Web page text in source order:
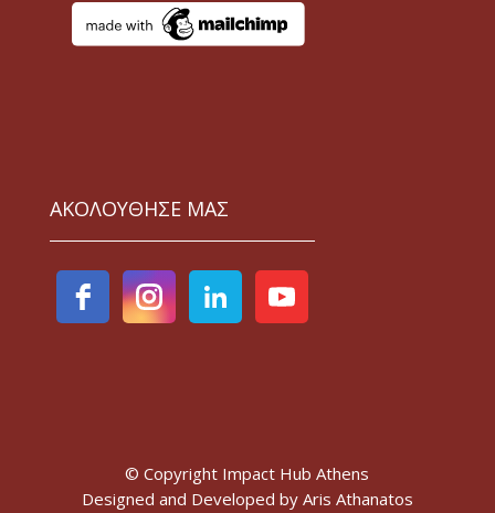
ΑΚΟΛΟΥΘΗΣΕ ΜΑΣ
© Copyright Impact Hub Athens
Designed and Developed by Aris Athanatos